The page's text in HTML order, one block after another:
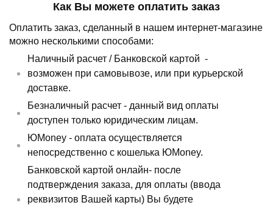
Как Вы можете оплатить заказ
Оплатить заказ, сделанный в нашем интернет-магазине
можно несколькими способами:
Наличный расчет / Банковской картой -
возможен при самовывозе, или при курьерской
доставке.
Безналичный расчет - данный вид оплаты
доступен только юридическим лицам.
ЮMoney - оплата осуществляется
непосредственно с кошелька ЮMoney.
Банковской картой онлайн- после
подтверждения заказа, для оплаты (ввода
реквизитов Вашей карты) Вы будете